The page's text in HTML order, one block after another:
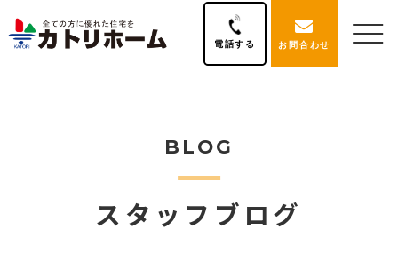
電話する お問合わせ
BLOG
スタッフブログ